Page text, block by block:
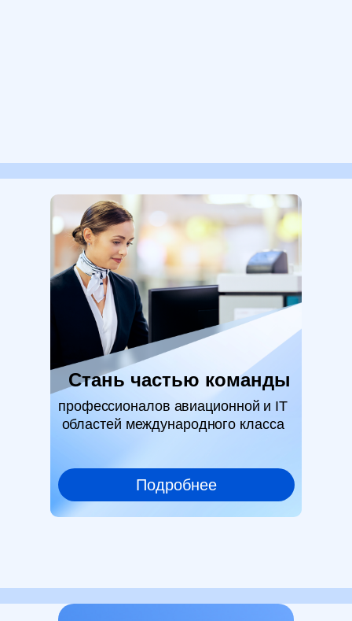
Стань частью команды
профессионалов авиационной и IT
областей международного класса
Подробнее